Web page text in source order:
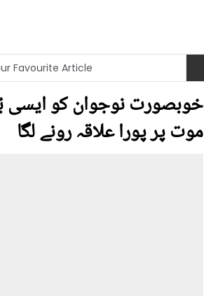
خوبصورت نوجوان کو ایسی
موت پر پورا علاقہ رونے لگا